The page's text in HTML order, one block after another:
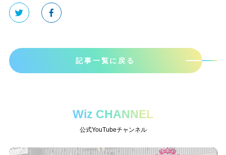
記事一覧に戻る
Wiz CHANNEL
公式YouTubeチャンネル